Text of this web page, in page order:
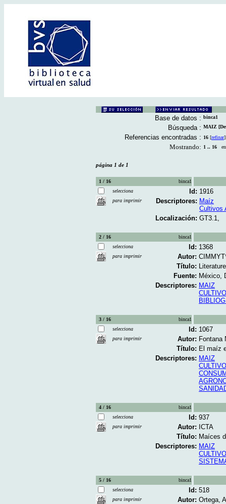
Base de datos : binca1
Búsqueda : MAIZ
Referencias encontradas : 16 [refinar]
Mostrando: 1 .. 16 en
página 1 de 1
1 / 16
binca1
selecciona
para imprimir
Id: 1916
Descriptores: Maíz
Cultivos
Localización: GT3.1,
2 / 16
binca1
selecciona
para imprimir
Id: 1368
Autor:
Título:
Fuente: México,
Descriptores: MAIZ
3 / 16
binca1
selecciona
para imprimir
Id: 1067
Autor: Fontana
Título: El maíz
Descriptores: MAIZ
4 / 16
binca1
selecciona
para imprimir
Id: 937
Autor: ICTA
Título: Maíces
Descriptores: MAIZ
5 / 16
binca1
selecciona
para imprimir
Id: 518
Autor: Ortega,